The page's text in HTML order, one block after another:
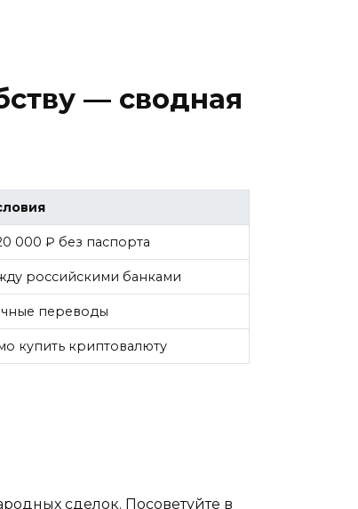
— сводная
000 ₽ без паспорта
российскими банками
переводы
купить криптовалюту
сделок. Посоветуйте в